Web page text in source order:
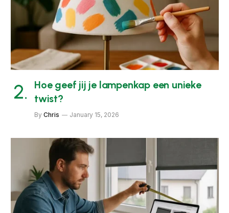
Hoe geef jij je lampenkap een unieke
twist?
By Chris January 15, 2026